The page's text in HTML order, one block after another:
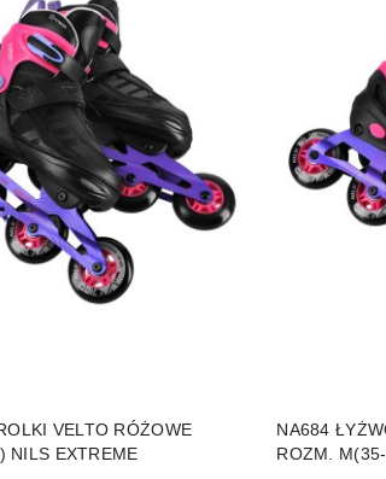
VELTO RÓŻOWE
NILS EXTREME
NA684
ROZM.